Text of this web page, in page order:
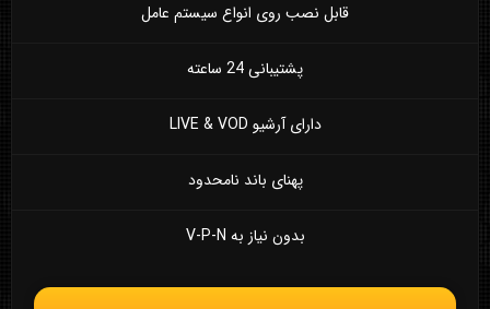
قابل نصب روی انواع سیستم عامل
پشتیبانی 24 ساعته
دارای آرشیو LIVE & VOD
پهنای باند نامحدود
بدون نیاز به V-P-N